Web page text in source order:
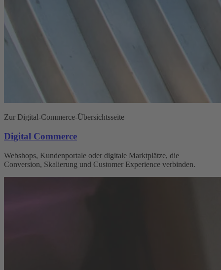
Zur Digital-Commerce-Übersichtsseite
Digital Commerce
Webshops, Kunden­portale oder digitale Marktplätze, die
Conversion, Skalierung und Customer Experience verbinden.